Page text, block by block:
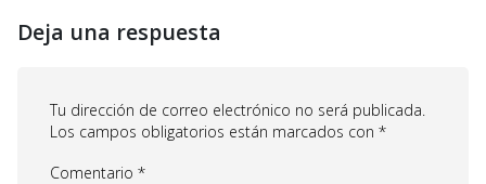
Deja una respuesta
Tu dirección de correo electrónico no será publicada.
Los campos obligatorios están marcados con *
Comentario *